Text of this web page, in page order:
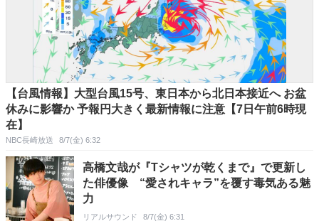
【台風情報】大型台風15号、東日本から北日本接近へ お盆
休みに影響か 予報円大きく最新情報に注意【7日午前6時現
在】
NBC長崎放送 8/7(金) 6:32
高橋文哉が『Tシャツが乾くまで』で更新し
た俳優像 “愛されキャラ”を覆す毒気ある魅
力
リアルサウンド 8/7(金) 6:31